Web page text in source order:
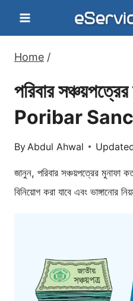
Skip
to
content
Home /
পরিবার
Poribar
ByAbdul Ahwal
জানুন, পরিবার সঞ্চয়পত্রের মুনাফা
বিনিয়োগ করা যাবে এবং ভাঙ্গানোর